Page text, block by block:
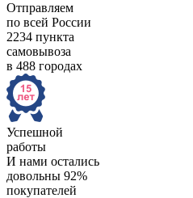
Отправляем
по всей России
2234 пункта
самовывоза
в 488 городах
Успешной
работы
И нами остались
довольны 92%
покупателей